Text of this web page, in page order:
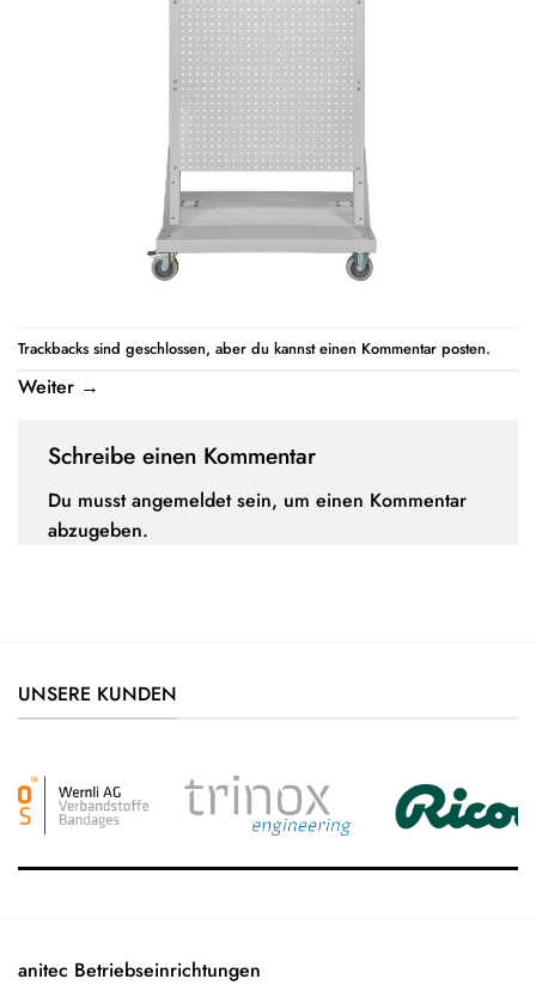
Trackbacks sind geschlossen, aber du kannst einen Kommentar posten.
Weiter →
Schreibe einen Kommentar
Du musstangemeldetsein, um einen Kommentar
abzugeben.
UNSERE KUNDEN
anitec Betriebseinrichtungen